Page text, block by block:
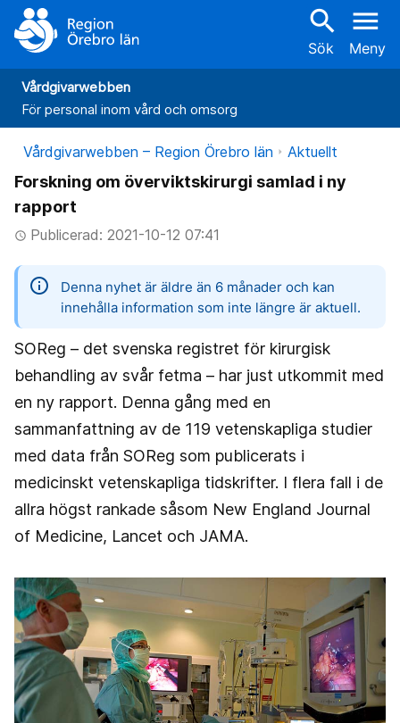
search
Sök
menu
Meny
Vårdgivarwebben
För personal inom vård och omsorg
Vårdgivarwebben – Region Örebro län Aktuellt
Forskning om överviktskirurgi samlad i ny
rapport
access_timePublicerad: 2021-10-12 07:41
information
Denna nyhet är äldre än 6 månader och kan
innehålla information som inte längre är aktuell.
SOReg – det svenska registret för kirurgisk
behandling av svår fetma – har just utkommit med
en ny rapport. Denna gång med en
sammanfattning av de 119 vetenskapliga studier
med data från SOReg som publicerats i
medicinskt vetenskapliga tidskrifter. I flera fall i de
allra högst rankade såsom New England Journal
of Medicine, Lancet och JAMA.